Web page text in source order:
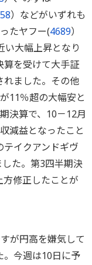
）などがいずれも
たヤフー(4689）
い大幅上昇となり
算を受けて大手証
れました。その他
11％超の大幅安と
決算で、10－12月
減益となったこと
イクアンドギヴ
た。第3四半期決
修正したことが
が円高を嫌気して
。今週は10日に予